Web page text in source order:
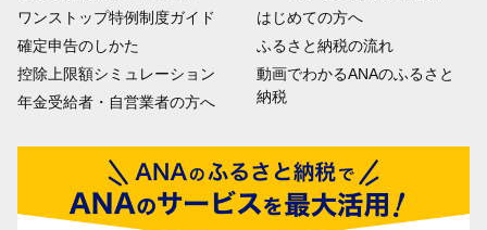
ワンストップ特例制度ガイド
確定申告のしかた
控除上限額シミュレーション
年金受給者・自営業者の方へ
はじめての方へ
ふるさと納税の流れ
動画でわかるANAのふるさと
納税